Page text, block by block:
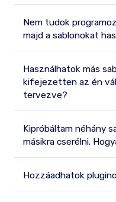
Nem tudok
majd a sablonokat
Használhatok más
kifejezetten az én
tervezve?
Kipróbáltam néhány
másikra cserélni.
Hozzáadhatok